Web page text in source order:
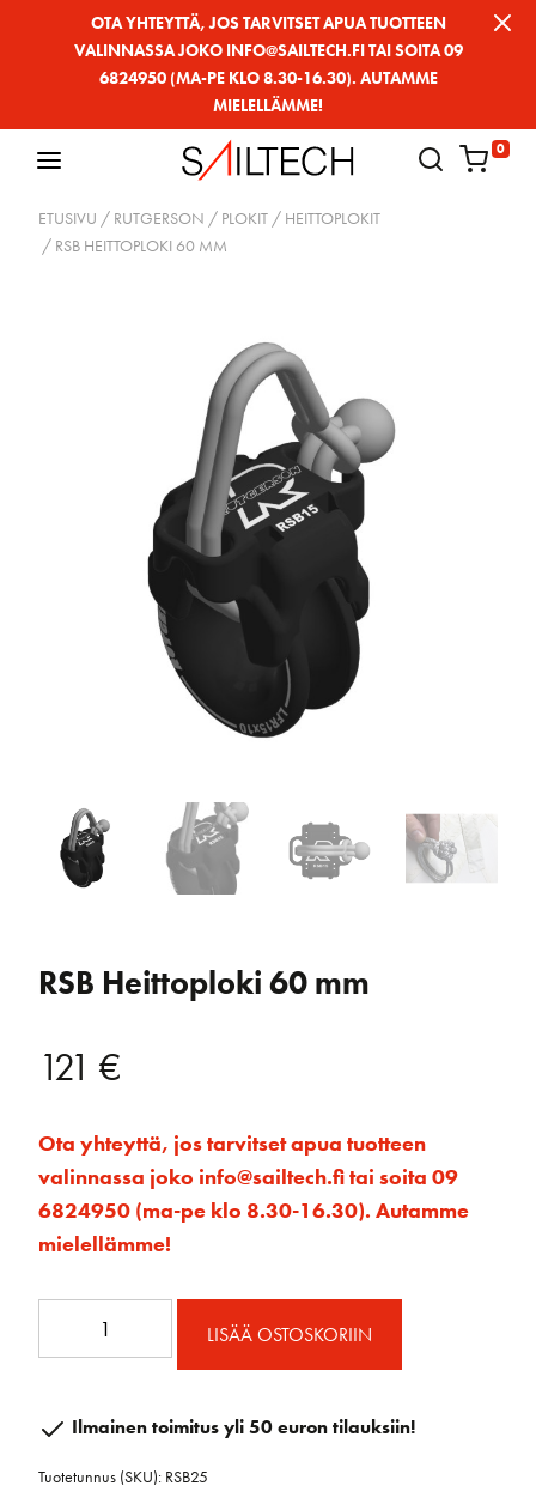
OTA YHTEYTTÄ, JOS TARVITSET APUA TUOTTEEN
VALINNASSA JOKO INFO@SAILTECH.FI TAI SOITA 09
6824950 (MA-PE KLO 8.30-16.30). AUTAMME
MIELELLÄMME!
0
ETUSIVU / RUTGERSON / PLOKIT / HEITTOPLOKIT
/ RSB HEITTOPLOKI 60 MM
RSB Heittoploki 60 mm
121 €
Ota yhteyttä, jos tarvitset apua tuotteen
valinnassa joko info@sailtech.fi tai soita 09
6824950 (ma-pe klo 8.30-16.30). Autamme
mielellämme!
mm
LISÄÄ OSTOSKORIIN
Ilmainen toimitus yli 50 euron tilauksiin!
Tuotetunnus (SKU): RSB25